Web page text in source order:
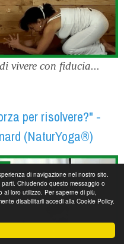
di navigazione nel nostro sito.
Chiudendo questo messaggio o
loro utilizzo. Per saperne di più,
disabilitarli accedi alla Cookie Policy.
vivere con fiducia...
per risolvere?" -
(NaturYoga®)